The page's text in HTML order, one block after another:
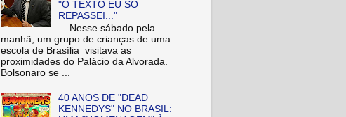
"O TEXTO EU SÓ
REPASSEI..."
Nesse sábado pela
manhã, um grupo de crianças de uma
escola de Brasília visitava as
proximidades do Palácio da Alvorada.
Bolsonaro se ...
40 ANOS DE "DEAD
KENNEDYS" NO BRASIL: